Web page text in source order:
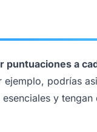
puntuaciones a
podrías
y